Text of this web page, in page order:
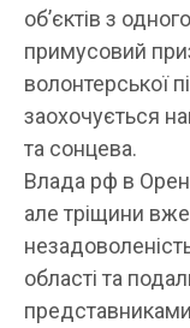
об’єктів з
примусовий
волонтерської
заохочується
та сонцева.
Влада рф в
але тріщини вже
області та